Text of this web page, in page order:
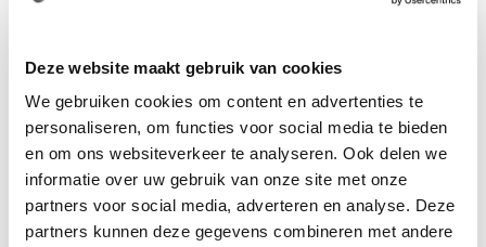
Deze website maakt gebruik van cookies
We gebruiken cookies om content en advertenties te
personaliseren, om functies voor social media te bieden
en om ons websiteverkeer te analyseren. Ook delen we
informatie over uw gebruik van onze site met onze
partners voor social media, adverteren en analyse. Deze
partners kunnen deze gegevens combineren met andere
gebruiker een product van Carvision beschikbaar. Carvision
richt zich vooral op de midden en hogere kwaliteitsklasse
en het leveren van innovatieve oplossingen die betaalbaar
blijven voor alledaagse toepassingen.